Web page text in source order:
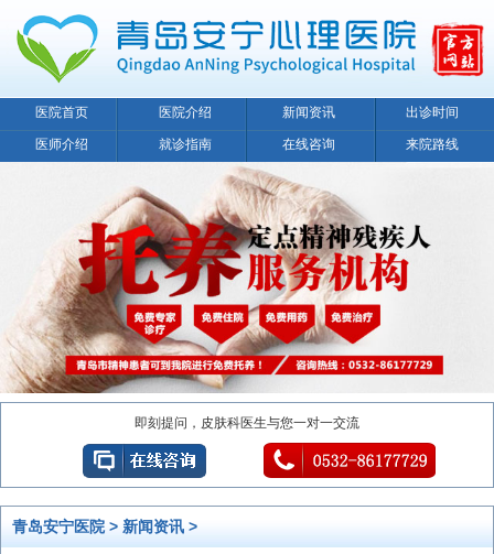
医院首页 医院介绍 新闻资讯 出诊时间
医师介绍 就诊指南 在线咨询 来院路线
即刻提问，皮肤科医生与您一对一交流
青岛安宁医院> 新闻资讯 >